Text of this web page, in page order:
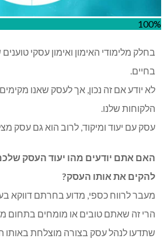
100%
בחלק מלימודי האימון ואימון עסקי
בחיים.
לא יודע אם זה נכון, אך לעסק שאנו
הלקוחות שלנו.
עסק עם יעוד ומיקוד, לרוב הוא גם עסק
האם אתם יודעים מהו יעוד העסק
להקים את אותו העסק?
מעבר לרווח כספי, מדוע בחרתם דווקא
הרי זה שאתם טובים או מומחים בתחום
שתדעו לנהל עסק בצורה מוצלחת באותו